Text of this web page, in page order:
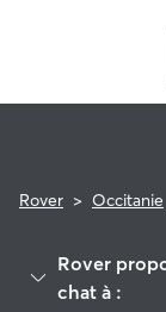
Rover > Occitanie
Rover
chat à :